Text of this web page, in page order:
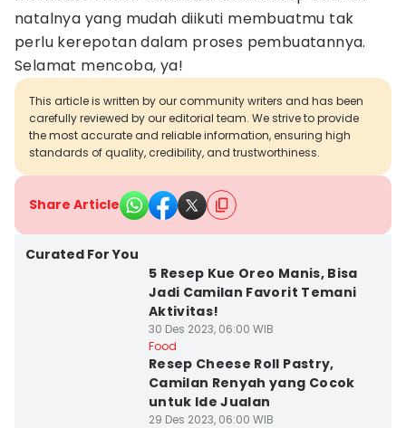
natalnya yang mudah diikuti membuatmu tak
perlu kerepotan dalam proses pembuatannya.
Selamat mencoba, ya!
This article is written by our community writers and has been
carefully reviewed by our editorial team. We strive to provide
the most accurate and reliable information, ensuring high
standards of quality, credibility, and trustworthiness.
Share Article
Curated For You
5 Resep Kue Oreo Manis, Bisa
Jadi Camilan Favorit Temani
Aktivitas!
30 Des 2023, 06:00 WIB
Food
Resep Cheese Roll Pastry,
Camilan Renyah yang Cocok
untuk Ide Jualan
29 Des 2023, 06:00 WIB